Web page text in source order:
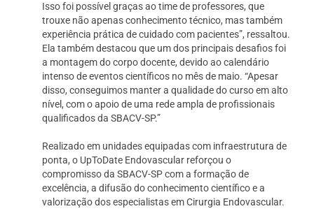
Isso foi possível graças ao time de professores, que
trouxe não apenas conhecimento técnico, mas também
experiência prática de cuidado com pacientes”, ressaltou.
Ela também destacou que um dos principais desafios foi
a montagem do corpo docente, devido ao calendário
intenso de eventos científicos no mês de maio. “Apesar
disso, conseguimos manter a qualidade do curso em alto
nível, com o apoio de uma rede ampla de profissionais
qualificados da SBACV-SP.”
Realizado em unidades equipadas com infraestrutura de
ponta, o UpToDate Endovascular reforçou o
compromisso da SBACV-SP com a formação de
excelência, a difusão do conhecimento científico e a
valorização dos especialistas em Cirurgia Endovascular.